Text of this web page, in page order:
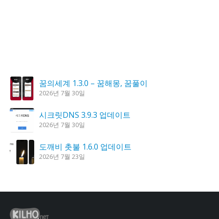
꿈의세계 1.3.0 – 꿈해몽, 꿈풀이
2026년 7월 30일
시크릿DNS 3.9.3 업데이트
2026년 7월 30일
도깨비 촛불 1.6.0 업데이트
2026년 7월 23일
칼무리 4.2.6 업데이트